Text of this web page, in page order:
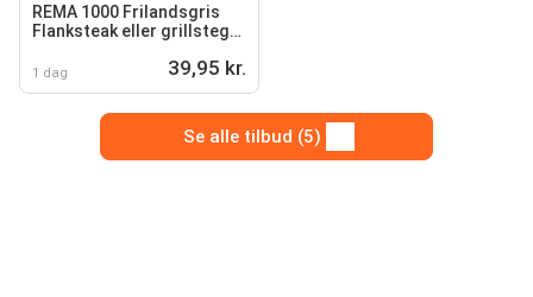
REMA 1000 Frilandsgris
Flanksteak eller grillsteg
1 dag 39,95 kr.
Se alle tilbud (5)